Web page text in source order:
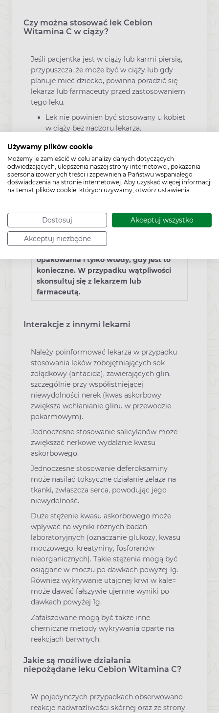
Używamy plików cookie
Możemy je zamieścić w celu analizy danych dotyczących
odwiedzających, ulepszenia naszej strony internetowej, pokazania
spersonalizowanych treści i zapewnienia Państwu wspaniałego
doświadczenia na stronie internetowej. Aby uzyskać więcej informacji
na temat plików cookie, których używamy, otwórz ustawienia.
Dostosuj Akceptuj wszystko
Akceptuj niezbędne
Czy można stosować lek Cebion
Witamina C w ciąży?
Jeśli pacjentka jest w ciąży lub karmi piersią,
przypuszcza, że może być w ciąży lub gdy
planuje mieć dziecko, powinna poradzić się
lekarza lub farmaceuty przed zastosowaniem
tego leku.
Lek nie powinien być stosowany u kobiet
w ciąży bez nadzoru lekarza.
Kwas askorbowy przenika przez barierę
łożyskową i do mleka ludzkiego.
Nie należy przekraczać ustalonej dawki w
okresie karmienia piersią.
To jest lek. Dla bezpieczeństwa stosuj
go zgodnie z ulotką dołączoną do
opakowania i tylko wtedy, gdy jest to
konieczne. W przypadku wątpliwości
skonsultuj się z lekarzem lub
farmaceutą.
Interakcje z innymi lekami
Należy poinformować lekarza w przypadku
stosowania leków zobojętniających sok
żołądkowy (antacida), zawierających glin,
szczególnie przy współistniejącej
niewydolności nerek (kwas askorbowy
zwiększa wchłanianie glinu w przewodzie
pokarmowym).
Jednoczesne stosowanie salicylanów może
zwiększać nerkowe wydalanie kwasu
askorbowego.
Jednoczesne stosowanie deferoksaminy
może nasilać toksyczne działanie żelaza na
tkanki, zwłaszcza serca, powodując jego
niewydolność.
Duże stężenie kwasu askorbowego może
wpływać na wyniki różnych badań
laboratoryjnych (oznaczanie glukozy, kwasu
moczowego, kreatyniny, fosforanów
nieorganicznych). Takie stężenia mogą być
osiągane w moczu po dawkach powyżej 1g.
Również wykrywanie utajonej krwi w kale=
może dawać fałszywie ujemne wyniki po
dawkach powyżej 1g.
Zafałszowane mogą być także inne
chemiczne metody wykrywania oparte na
reakcjach barwnych.
Jakie są możliwe działania
niepożądane leku Cebion Witamina C?
W pojedynczych przypadkach obserwowano
reakcje nadwrażliwości skórnej oraz ze strony